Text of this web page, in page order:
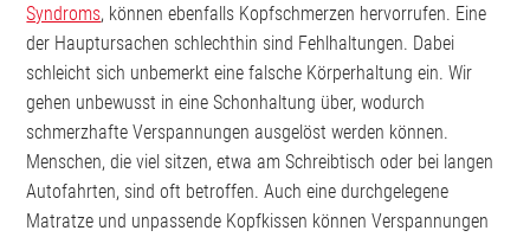
Syndroms, können ebenfalls Kopfschmerzen hervorrufen. Eine
der Hauptursachen schlechthin sind Fehlhaltungen. Dabei
schleicht sich unbemerkt eine falsche Körperhaltung ein. Wir
gehen unbewusst in eine Schonhaltung über, wodurch
schmerzhafte Verspannungen ausgelöst werden können.
Menschen, die viel sitzen, etwa am Schreibtisch oder bei langen
Autofahrten, sind oft betroffen. Auch eine durchgelegene
Matratze und unpassende Kopfkissen können Verspannungen